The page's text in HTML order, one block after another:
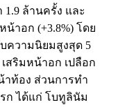
ล้านครั้ง และ
น้าอก (+3.8%) โดย
ความนิยมสูงสุด 5
สริมหน้าอก เปลือก
าท้อง ส่วนการทำ
ก ได้แก่ โบทูลินัม